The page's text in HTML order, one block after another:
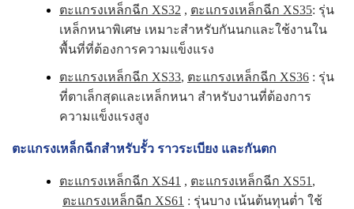
ตะแกรงเหล็กฉีก XS32 , ตะแกรงเหล็กฉีก XS35: รุ่น
เหล็กหนาพิเศษ เหมาะสำหรับกันนกและใช้งานใน
พื้นที่ที่ต้องการความแข็งแรง
ตะแกรงเหล็กฉีก XS33, ตะแกรงเหล็กฉีก XS36 : รุ่น
ที่ตาเล็กสุดและเหล็กหนา สำหรับงานที่ต้องการ
ความแข็งแรงสูง
ตะแกรงเหล็กฉีกสำหรับรั้ว ราวระเบียง และกันตก
ตะแกรงเหล็กฉีก XS41 , ตะแกรงเหล็กฉีก XS51 ,
ตะแกรงเหล็กฉีก XS61 : รุ่นบาง เน้นต้นทุนต่ำ ใช้